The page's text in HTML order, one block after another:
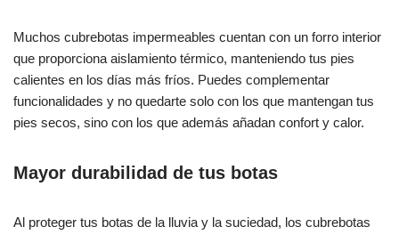
Muchos cubrebotas impermeables cuentan con un forro interior
que proporciona aislamiento térmico, manteniendo tus pies
calientes en los días más fríos. Puedes complementar
funcionalidades y no quedarte solo con los que mantengan tus
pies secos, sino con los que además añadan confort y calor.
Mayor durabilidad de tus botas
Al proteger tus botas de la lluvia y la suciedad, los cubrebotas